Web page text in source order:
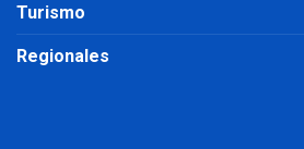
Turismo
Regionales